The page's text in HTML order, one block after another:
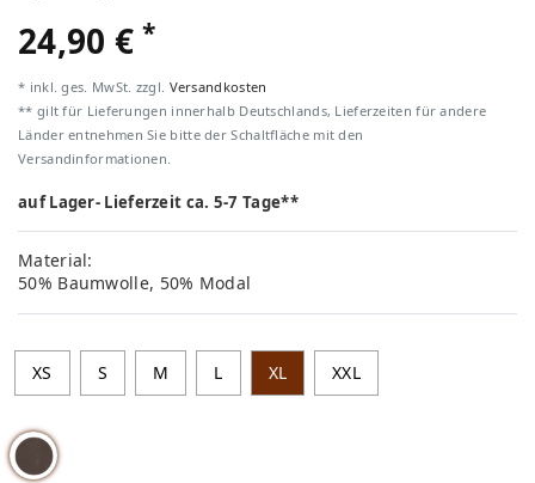
24,90 €*
* inkl. ges. MwSt. zzgl. Versandkosten
** gilt für Lieferungen innerhalb Deutschlands, Lieferzeiten für andere
Länder entnehmen Sie bitte der Schaltfläche mit den
Versandinformationen.
auf Lager- Lieferzeit ca. 5-7 Tage**
Material:
50% Baumwolle, 50% Modal
XS S M L XL XXL